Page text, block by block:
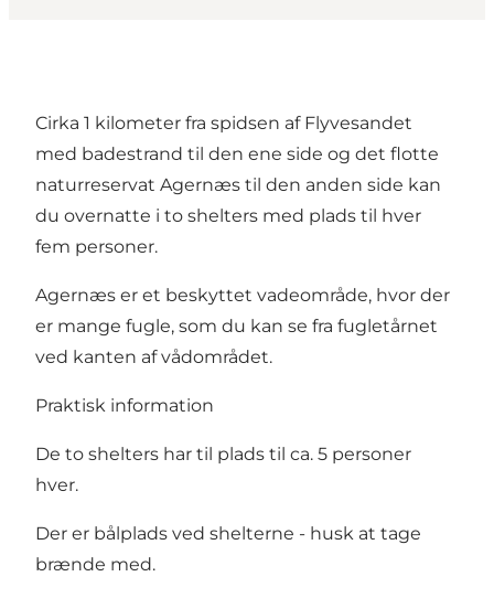
Cirka 1 kilometer fra spidsen af Flyvesandet
med badestrand til den ene side og det flotte
naturreservat Agernæs til den anden side kan
du overnatte i to shelters med plads til hver
fem personer.
Agernæs er et beskyttet vadeområde, hvor der
er mange fugle, som du kan se fra fugletårnet
ved kanten af vådområdet.
Praktisk information
De to shelters har til plads til ca. 5 personer
hver.
Der er bålplads ved shelterne - husk at tage
brænde med.